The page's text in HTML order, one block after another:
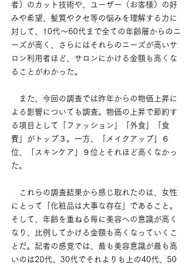
者）のカット技術や、ユーザー（お客様）の好
みや希望、髪質やクセ等の悩みを理解する力に
対して、10代～60代まで全ての年齢層からのニ
ーズが高く、さらにはそれらのニーズが高いサ
ロン利用者ほど、サロンにかける金額も高くな
ることがわかった。
また、今回の調査では昨年からの物価上昇に
よる影響についても調査。物価の上昇で節約す
る項目として「ファッション」「外食」「食
費」がトップ３。一方、「メイクアップ」６
位、「スキンケア」９位とそれほど高くなかっ
た。
これらの調査結果から感じ取れたのは、女性
にとって「化粧品は大事な存在」であること。
そして、年齢を重ねる毎に美容への意識が高く
なり、比例してかける金額も高くなっていくこ
とだ。記者の感覚では、最も美容意識が最も高
いのは20代、30代でそれよりも上の40代、50